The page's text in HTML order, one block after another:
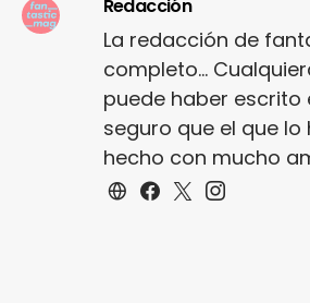
Redacción
La redacción de
completo...
puede haber escrito
seguro que el que
hecho con mucho